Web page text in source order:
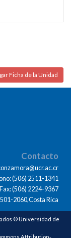
Ficha de la Unidad
Contacto
(506) 2511-1341
Fax: (506) 2224-9367
2060,Costa Rica
© Universidad de